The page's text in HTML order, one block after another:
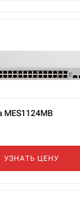
MES1124MB
УЗНАТЬ ЦЕНУ